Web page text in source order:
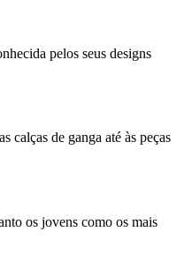
pelos seus designs
calças de ganga até às peças
os jovens como os mais